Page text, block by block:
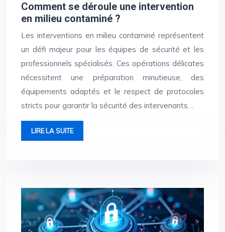
Comment se déroule une intervention
en milieu contaminé ?
Les interventions en milieu contaminé représentent
un défi majeur pour les équipes de sécurité et les
professionnels spécialisés. Ces opérations délicates
nécessitent une préparation minutieuse, des
équipements adaptés et le respect de protocoles
stricts pour garantir la sécurité des intervenants…
LIRE LA SUITE